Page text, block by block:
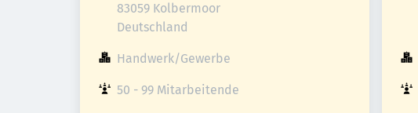
83059 Kolbermoor
Deutschland
Handwerk/Gewerbe
50 - 99 Mitarbeitende